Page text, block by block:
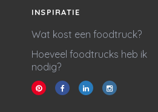
INSPIRATIE
Wat kost een foodtruck?
Hoeveel foodtrucks heb ik
nodig?